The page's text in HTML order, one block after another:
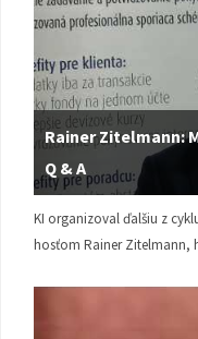
Rainer Zitelmann:
Q & A
KI organizoval ďalšiu z
hosťom Rainer